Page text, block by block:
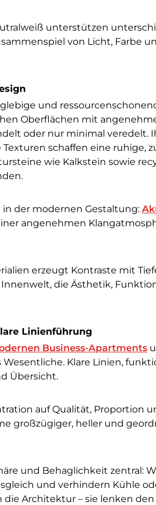
unterstützen
von Licht, Farbe
und
Oberflächen mit
oder nur minimal
schaffen eine ruhige,
wie Kalkstein sowie
der modernen Gestaltung:
angenehmen
erzeugt Kontraste mit
die Ästhetik,
Linienführung
Business-Apartments
Klare Linien,
Übersicht.
auf Qualität, Proportion
großzügiger, heller und
und Behaglichkeit zentral:
und verhindern Kühle
Architektur – sie lenken den